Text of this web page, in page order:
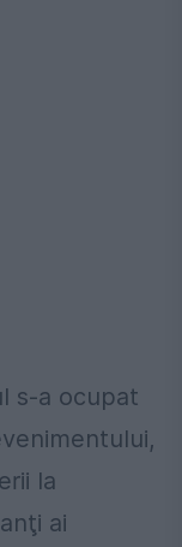
s-a ocupat
la
ai